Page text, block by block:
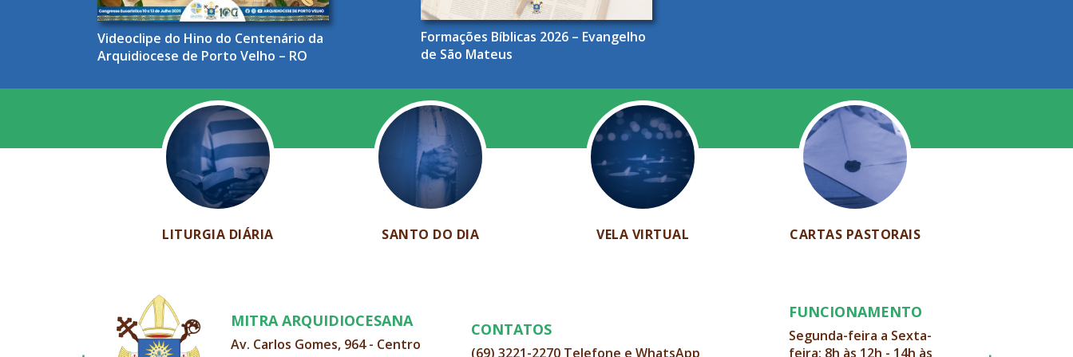
Videoclipe do Hino do Centenário da
Arquidiocese de Porto Velho – RO
Formações Bíblicas 2026 – Evangelho
de São Mateus
LITURGIA DIÁRIA SANTO DO DIA VELA VIRTUAL CARTAS PASTORAIS
MITRA ARQUIDIOCESANA
Av. Carlos Gomes, 964 - Centro
CONTATOS
(69) 3221-2270 Telefone e WhatsApp
FUNCIONAMENTO
Segunda-feira a Sexta-
feira: 8h às 12h - 14h às